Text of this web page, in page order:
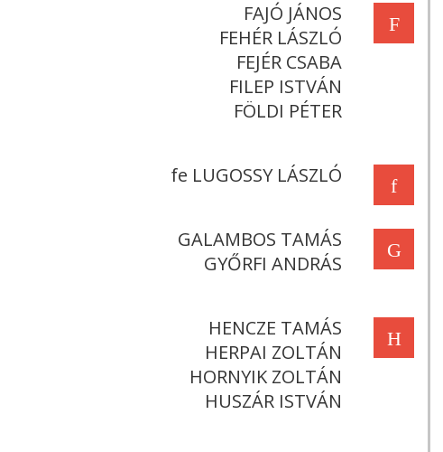
F
FAJÓ JÁNOS
FEHÉR LÁSZLÓ
FEJÉR CSABA
FILEP ISTVÁN
FÖLDI PÉTER
f
fe LUGOSSY LÁSZLÓ
G
GALAMBOS TAMÁS
GYŐRFI ANDRÁS
H
HENCZE TAMÁS
HERPAI ZOLTÁN
HORNYIK ZOLTÁN
HUSZÁR ISTVÁN